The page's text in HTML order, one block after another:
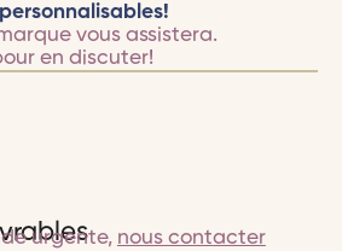
vous assistera.
en discuter!
urgente, nous contacter